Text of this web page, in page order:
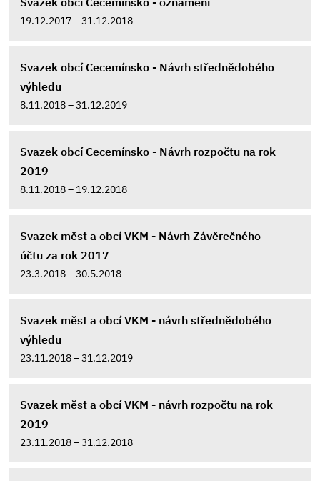
19.12.2017 – 31.12.2018
Svazek obcí Cecemínsko - Návrh střednědobého
výhledu
8.11.2018 – 31.12.2019
Svazek obcí Cecemínsko - Návrh rozpočtu na rok
2019
8.11.2018 – 19.12.2018
Svazek měst a obcí VKM - Návrh Závěrečného
účtu za rok 2017
23.3.2018 – 30.5.2018
Svazek měst a obcí VKM - návrh střednědobého
výhledu
23.11.2018 – 31.12.2019
Svazek měst a obcí VKM - návrh rozpočtu na rok
2019
23.11.2018 – 31.12.2018